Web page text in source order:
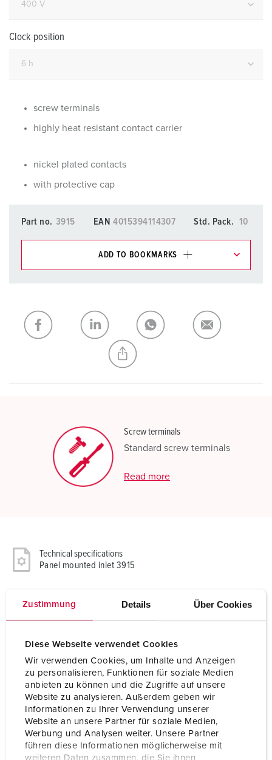
Zustimmung Details Über Cookies
Diese Webseite verwendet Cookies
Wir verwenden Cookies, um Inhalte und Anzeigen
zu personalisieren, Funktionen für soziale Medien
anbieten zu können und die Zugriffe auf unsere
Website zu analysieren. Außerdem geben wir
Informationen zu Ihrer Verwendung unserer
Website an unsere Partner für soziale Medien,
Werbung und Analysen weiter. Unsere Partner
führen diese Informationen möglicherweise mit
weiteren Daten zusammen, die Sie ihnen
Clock position
screw terminals
highly heat resistant contact carrier
nickel plated contacts
with protective cap
Part no. 3915 EAN 4015394114307 Std. Pack. 10
ADD TO BOOKMARKS
My list ADD
CREATE A NEW LIST
Screw terminals
Standard screw terminals
Read more
Technical specifications
Panel mounted inlet 3915
Poles 7 p
Voltage 400 V
Clock position 6 h
Hertz 50-60 Hz
Connection technology Screw terminals
Contact
highly heat resistant contact carrier
nickel plated contacts